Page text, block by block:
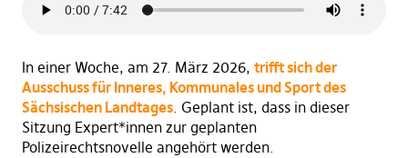
In einer Woche, am 27. März 2026, trifft sich der
Ausschuss für Inneres, Kommunales und Sport des
Sächsischen Landtages. Geplant ist, dass in dieser
Sitzung Expert*innen zur geplanten
Polizeirechtsnovelle angehört werden.